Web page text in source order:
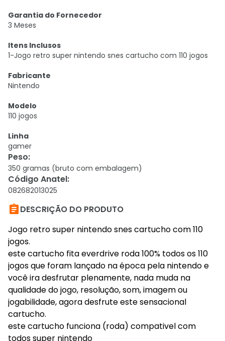
Garantia do Fornecedor
3 Meses
Itens Inclusos
1-Jogo retro super nintendo snes cartucho com 110 jogos
Fabricante
Nintendo
Modelo
110 jogos
Linha
gamer
Peso:
350 gramas (bruto com embalagem)
Código Anatel:
082682013025
DESCRIÇÃO DO PRODUTO
Jogo retro super nintendo snes cartucho com 110
jogos.
este cartucho fita everdrive roda 100% todos os 110
jogos que foram lançado na época pela nintendo e
você ira desfrutar plenamente, nada muda na
qualidade do jogo, resolução, som, imagem ou
jogabilidade, agora desfrute este sensacional
cartucho.
este cartucho funciona (roda) compativel com
todos super nintendo